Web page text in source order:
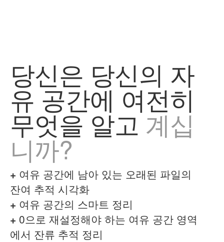
당신은 당신의 자
유 공간에 여전히
무엇을 알고계십
니까?
+ 여유 공간에 남아 있는 오래된 파일의
잔여 추적 시각화
+ 여유 공간의 스마트 정리
+ 0으로 재설정해야 하는 여유 공간 영역
에서 잔류 추적 정리